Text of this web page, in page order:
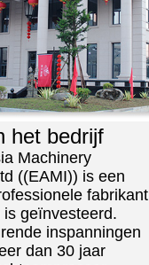
het bedrijf
Machinery
((EAMI)) is een
fabrikant
geïnvesteerd.
inspanningen
dan 30 jaar